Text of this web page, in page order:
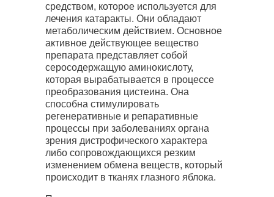
средством, которое используется для
лечения катаракты. Они обладают
метаболическим действием. Основное
активное действующее вещество
препарата представляет собой
серосодержащую аминокислоту,
которая вырабатывается в процессе
преобразования цистеина. Она
способна стимулировать
регенеративные и репаративные
процессы при заболеваниях органа
зрения дистрофического характера
либо сопровождающихся резким
изменением обмена веществ, который
происходит в тканях глазного яблока.